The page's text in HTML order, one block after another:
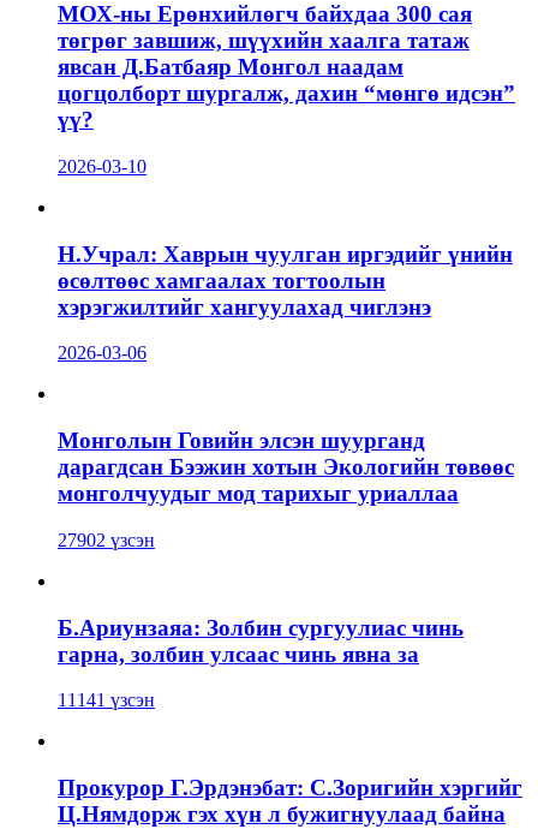
МОХ-ны Ерөнхийлөгч байхдаа 300 сая
төгрөг завшиж, шүүхийн хаалга татаж
явсан Д.Батбаяр Монгол наадам
цогцолборт шургалж, дахин “мөнгө идсэн”
үү?
2026-03-10
Н.Учрал: Хаврын чуулган иргэдийг үнийн
өсөлтөөс хамгаалах тогтоолын
хэрэгжилтийг хангуулахад чиглэнэ
2026-03-06
Монголын Говийн элсэн шуурганд
дарагдсан Бээжин хотын Экологийн төвөөс
монголчуудыг мод тарихыг уриаллаа
27902 үзсэн
Б.Ариунзаяа: Золбин сургуулиас чинь
гарна, золбин улсаас чинь явна за
11141 үзсэн
Прокурор Г.Эрдэнэбат: С.Зоригийн хэргийг
Ц.Нямдорж гэх хүн л бужигнуулаад байна